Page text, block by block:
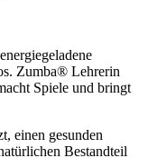
Zumba® Lehrerin
Spiele und bringt
einen gesunden
Bestandteil